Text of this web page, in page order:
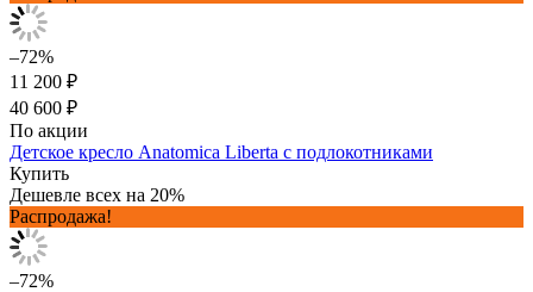
–72%
11 200 ₽
40 600 ₽
По акции
Детское кресло Anatomica Liberta с подлокотниками
Купить
Дешевле всех на 20%
Распродажа!
–72%